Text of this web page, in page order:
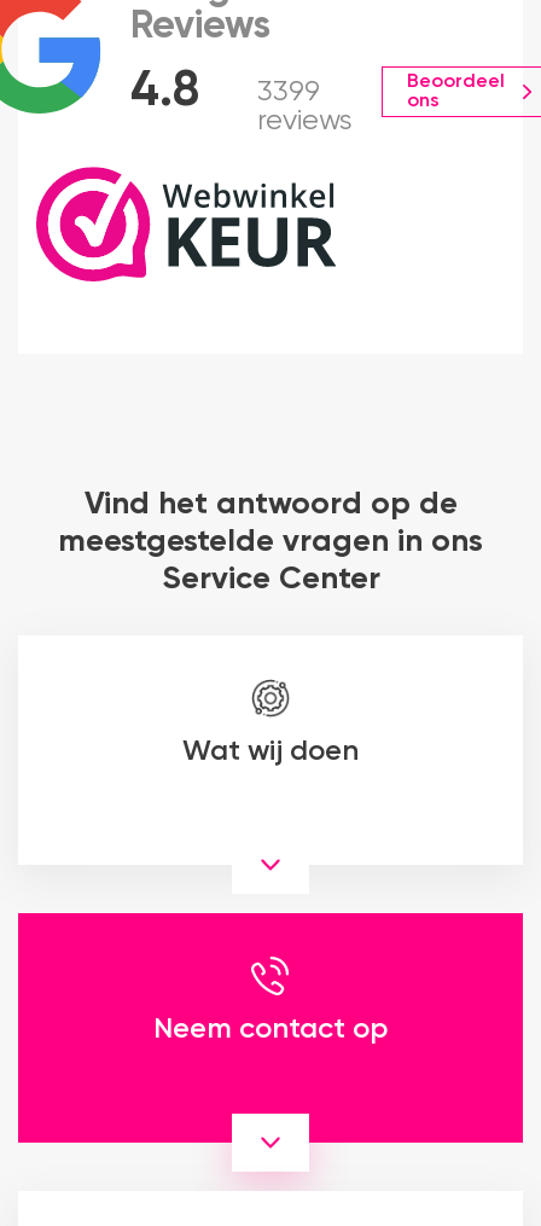
4.8
Reviews
3399
reviews
Beoordeel
ons
Vind het antwoord op de
meestgestelde vragen in ons
Service Center
Wat wij doen
Neem contact op